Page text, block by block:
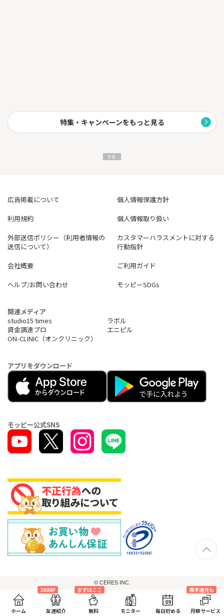
ホーム
3000P
友達紹介
まずはここ
無料 モニター
09
毎日貯める
黒字還元も
月額サービス
特集・キャンペーンをもっと見る
広告掲載について
個人情報保護方針
利用規約
個人情報取り扱い
外部送信ポリシー（利用者情報の
送信について）
カスタマーハラスメントに対する
行動指針
会社概要
ご利用ガイド
ヘルプ/お問い合わせ
モッピーSDGs
関連メディア
studio15 times
ラボル
資金調達プロ
エニピル
ON-CLINIC（オンクリニック）
アプリをダウンロード
モッピー公式SNS
© CERES INC.